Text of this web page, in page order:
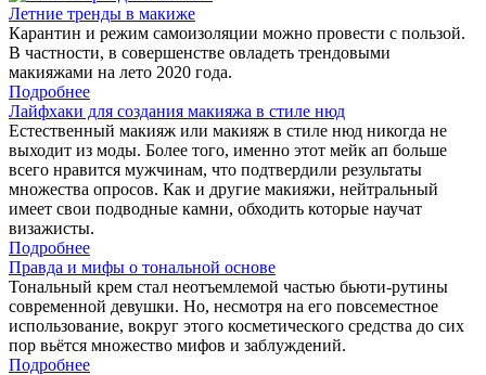
Летние тренды в макиже
Карантин и режим самоизоляции можно провести с пользой.
В частности, в совершенстве овладеть трендовыми
макияжами на лето 2020 года.
Подробнее
Лайфхаки для создания макияжа в стиле нюд
Естественный макияж или макияж в стиле нюд никогда не
выходит из моды. Более того, именно этот мейк ап больше
всего нравится мужчинам, что подтвердили результаты
множества опросов. Как и другие макияжи, нейтральный
имеет свои подводные камни, обходить которые научат
визажисты.
Подробнее
Правда и мифы о тональной основе
Тональный крем стал неотъемлемой частью бьюти-рутины
современной девушки. Но, несмотря на его повсеместное
использование, вокруг этого косметического средства до сих
пор вьётся множество мифов и заблуждений.
Подробнее